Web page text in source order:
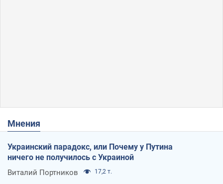
Мнения
Украинский парадокс, или Почему у Путина
ничего не получилось с Украиной
Виталий Портников 17,2 т.